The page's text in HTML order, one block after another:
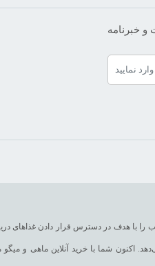
با هدف در دسترس قرار دادن غذاهای
اکنون شما با خرید آنلاین ماهی و